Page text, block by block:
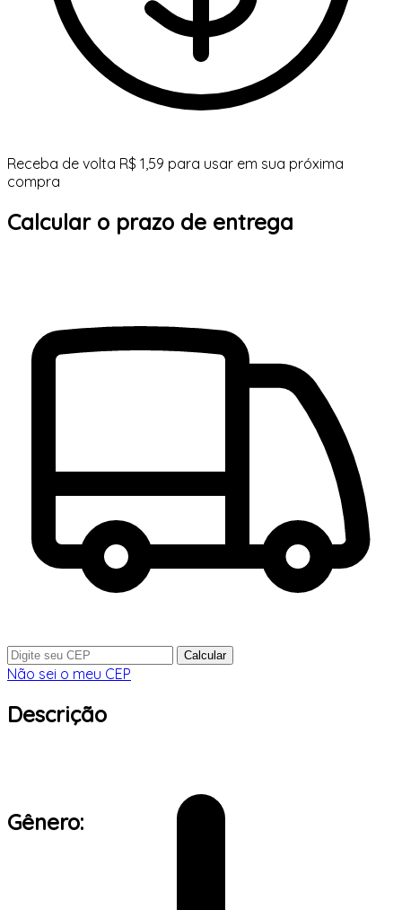
Receba de volta R$ 1,59 para usar em sua próxima
compra
Calcular o prazo de entrega
Calcular
Não sei o meu CEP
Descrição
Gênero: